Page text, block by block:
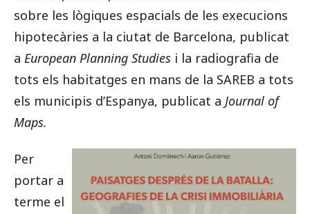
sobre les lògiques espacials de les execucions
hipotecàries a la ciutat de Barcelona, publicat
a European Planning Studies i la radiografia de
tots els habitatges en mans de la SAREB a tots
els municipis d’Espanya, publicat a Journal of
Maps.
Per
portar a
terme el